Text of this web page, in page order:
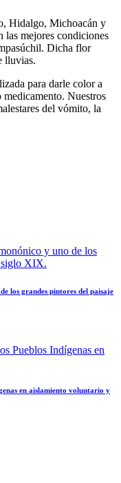
Hidalgo, Michoacán y
las mejores condiciones
Dicha flor
lluvias.
para darle color a
medicamento. Nuestros
del vómito, la
los grandes pintores del paisaje
en aislamiento voluntario y